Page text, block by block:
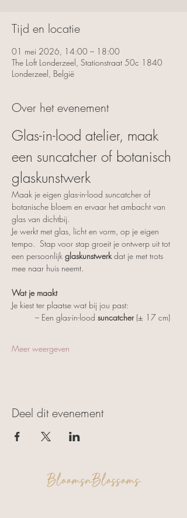
Tijd en locatie
01 mei 2026, 14:00 – 18:00
The Loft Londerzeel, Stationstraat 50c 1840
Londerzeel, België
Over het evenement
Glas-in-lood atelier, maak
een suncatcher of botanisch
glaskunstwerk
Maak je eigen glas-in-lood suncatcher of
botanische bloem en ervaar het ambacht van
glas van dichtbij.
Je werkt met glas, licht en vorm, op je eigen
tempo.  Stap voor stap groeit je ontwerp uit tot
een persoonlijk glaskunstwerk dat je met trots
mee naar huis neemt.
Wat je maakt
Je kiest ter plaatse wat bij jou past:
	– Een glas-in-lood
suncatcher (± 17 cm)
Meer weergeven
Deel dit evenement
BloomsnBlossoms